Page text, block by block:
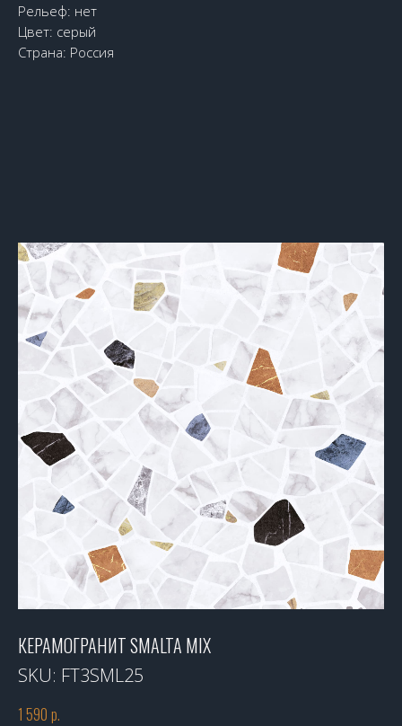
Рельеф: нет
Цвет: серый
Страна: Россия
КЕРАМОГРАНИТ SMALTA MIX
SKU: FT3SML25
1 590 р.